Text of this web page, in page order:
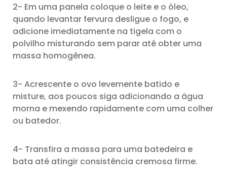
2- Em uma panela coloque o leite e o óleo,
quando levantar fervura desligue o fogo, e
adicione imediatamente na tigela com o
polvilho misturando sem parar até obter uma
massa homogênea.
3- Acrescente o ovo levemente batido e
misture, aos poucos siga adicionando a água
morna e mexendo rapidamente com uma colher
ou batedor.
4- Transfira a massa para uma batedeira e
bata até atingir consistência cremosa firme.